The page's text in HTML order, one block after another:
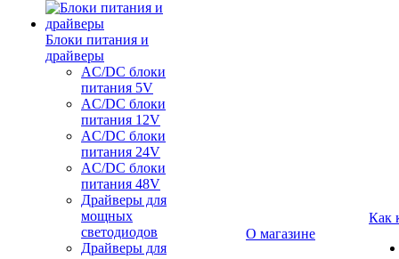
Блоки питания и
драйверы
AC/DC блоки
питания 5V
AC/DC блоки
питания 12V
AC/DC блоки
питания 24V
AC/DC блоки
питания 48V
Драйверы для
мощных
светодиодов
Драйверы для
О магазине
Как